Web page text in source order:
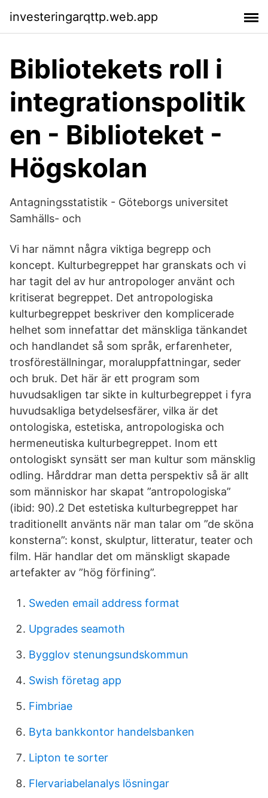
investeringarqttp.web.app
Bibliotekets roll i
integrationspolitik
en - Biblioteket -
Högskolan
Antagningsstatistik - Göteborgs universitet
Samhälls- och
Vi har nämnt några viktiga begrepp och
koncept. Kulturbegreppet har granskats och vi
har tagit del av hur antropologer använt och
kritiserat begreppet. Det antropologiska
kulturbegreppet beskriver den komplicerade
helhet som innefattar det mänskliga tänkandet
och handlandet så som språk, erfarenheter,
trosföreställningar, moraluppfattningar, seder
och bruk. Det här är ett program som
huvudsakligen tar sikte in kulturbegreppet i fyra
huvudsakliga betydelsesfärer, vilka är det
ontologiska, estetiska, antropologiska och
hermeneutiska kulturbegreppet. Inom ett
ontologiskt synsätt ser man kultur som mänsklig
odling. Hårddrar man detta perspektiv så är allt
som människor har skapat ”antropologiska”
(ibid: 90).2 Det estetiska kulturbegreppet har
traditionellt använts när man talar om ”de sköna
konsterna”: konst, skulptur, litteratur, teater och
film. Här handlar det om mänskligt skapade
artefakter av ”hög förfining”.
Sweden email address format
Upgrades seamoth
Bygglov stenungsundskommun
Swish företag app
Fimbriae
Byta bankkontor handelsbanken
Lipton te sorter
Flervariabelanalys lösningar